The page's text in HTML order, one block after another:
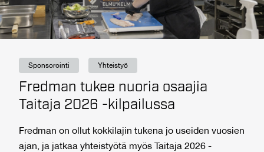
Sponsorointi Yhteistyö
Fredman tukee nuoria osaajia
Taitaja 2026 -kilpailussa
Fredman on ollut kokkilajin tukena jo useiden vuosien
ajan, ja jatkaa yhteistyötä myös Taitaja 2026 -